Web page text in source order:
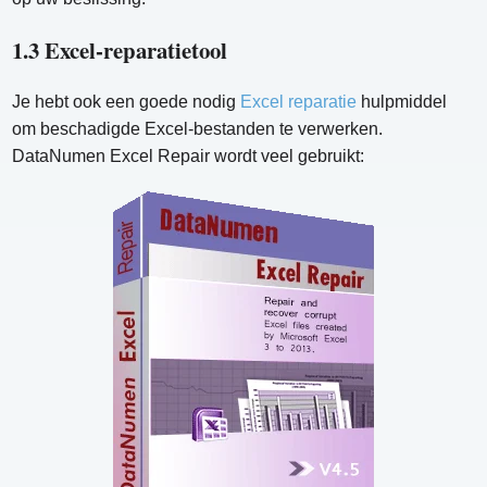
1.3 Excel-reparatietool
Je hebt ook een goede nodig Excel reparatie hulpmiddel
om beschadigde Excel-bestanden te verwerken.
DataNumen Excel Repair wordt veel gebruikt: